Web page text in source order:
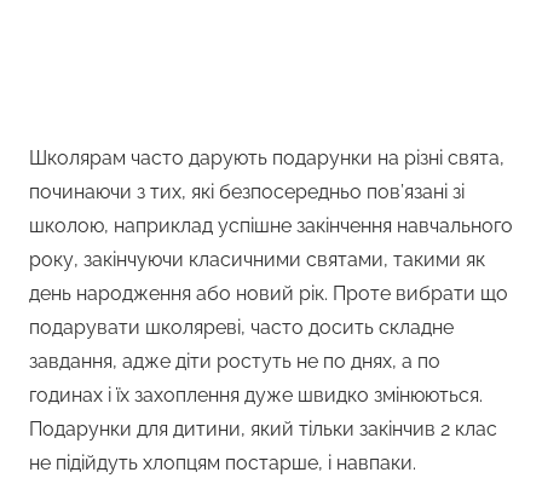
Школярам часто дарують подарунки на різні свята,
починаючи з тих, які безпосередньо пов’язані зі
школою, наприклад успішне закінчення навчального
року, закінчуючи класичними святами, такими як
день народження або новий рік. Проте вибрати що
подарувати школяреві, часто досить складне
завдання, адже діти ростуть не по днях, а по
годинах і їх захоплення дуже швидко змінюються.
Подарунки для дитини, який тільки закінчив 2 клас
не підійдуть хлопцям постарше, і навпаки.